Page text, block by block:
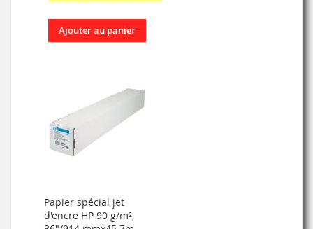
Ajouter au panier
Papier spécial jet
d'encre HP 90 g/m²,